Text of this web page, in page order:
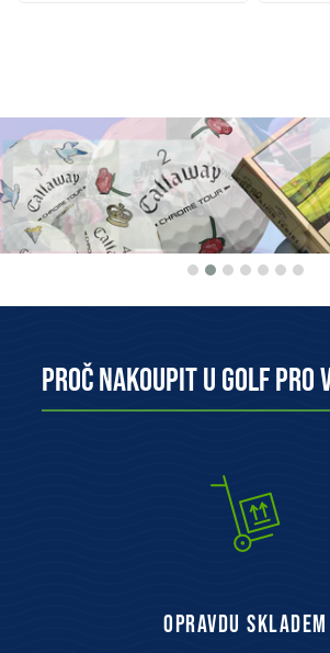
Proč nakoupit u Golf pro
opravdu skladem